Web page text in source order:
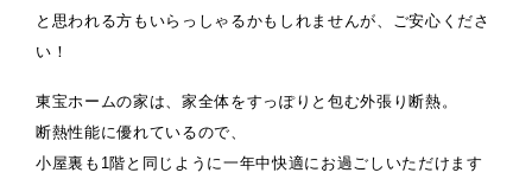
と思われる方もいらっしゃるかもしれませんが、ご安心くださ
い！
東宝ホームの家は、家全体をすっぽりと包む外張り断熱。
断熱性能に優れているので、
小屋裏も1階と同じように一年中快適にお過ごしいただけます